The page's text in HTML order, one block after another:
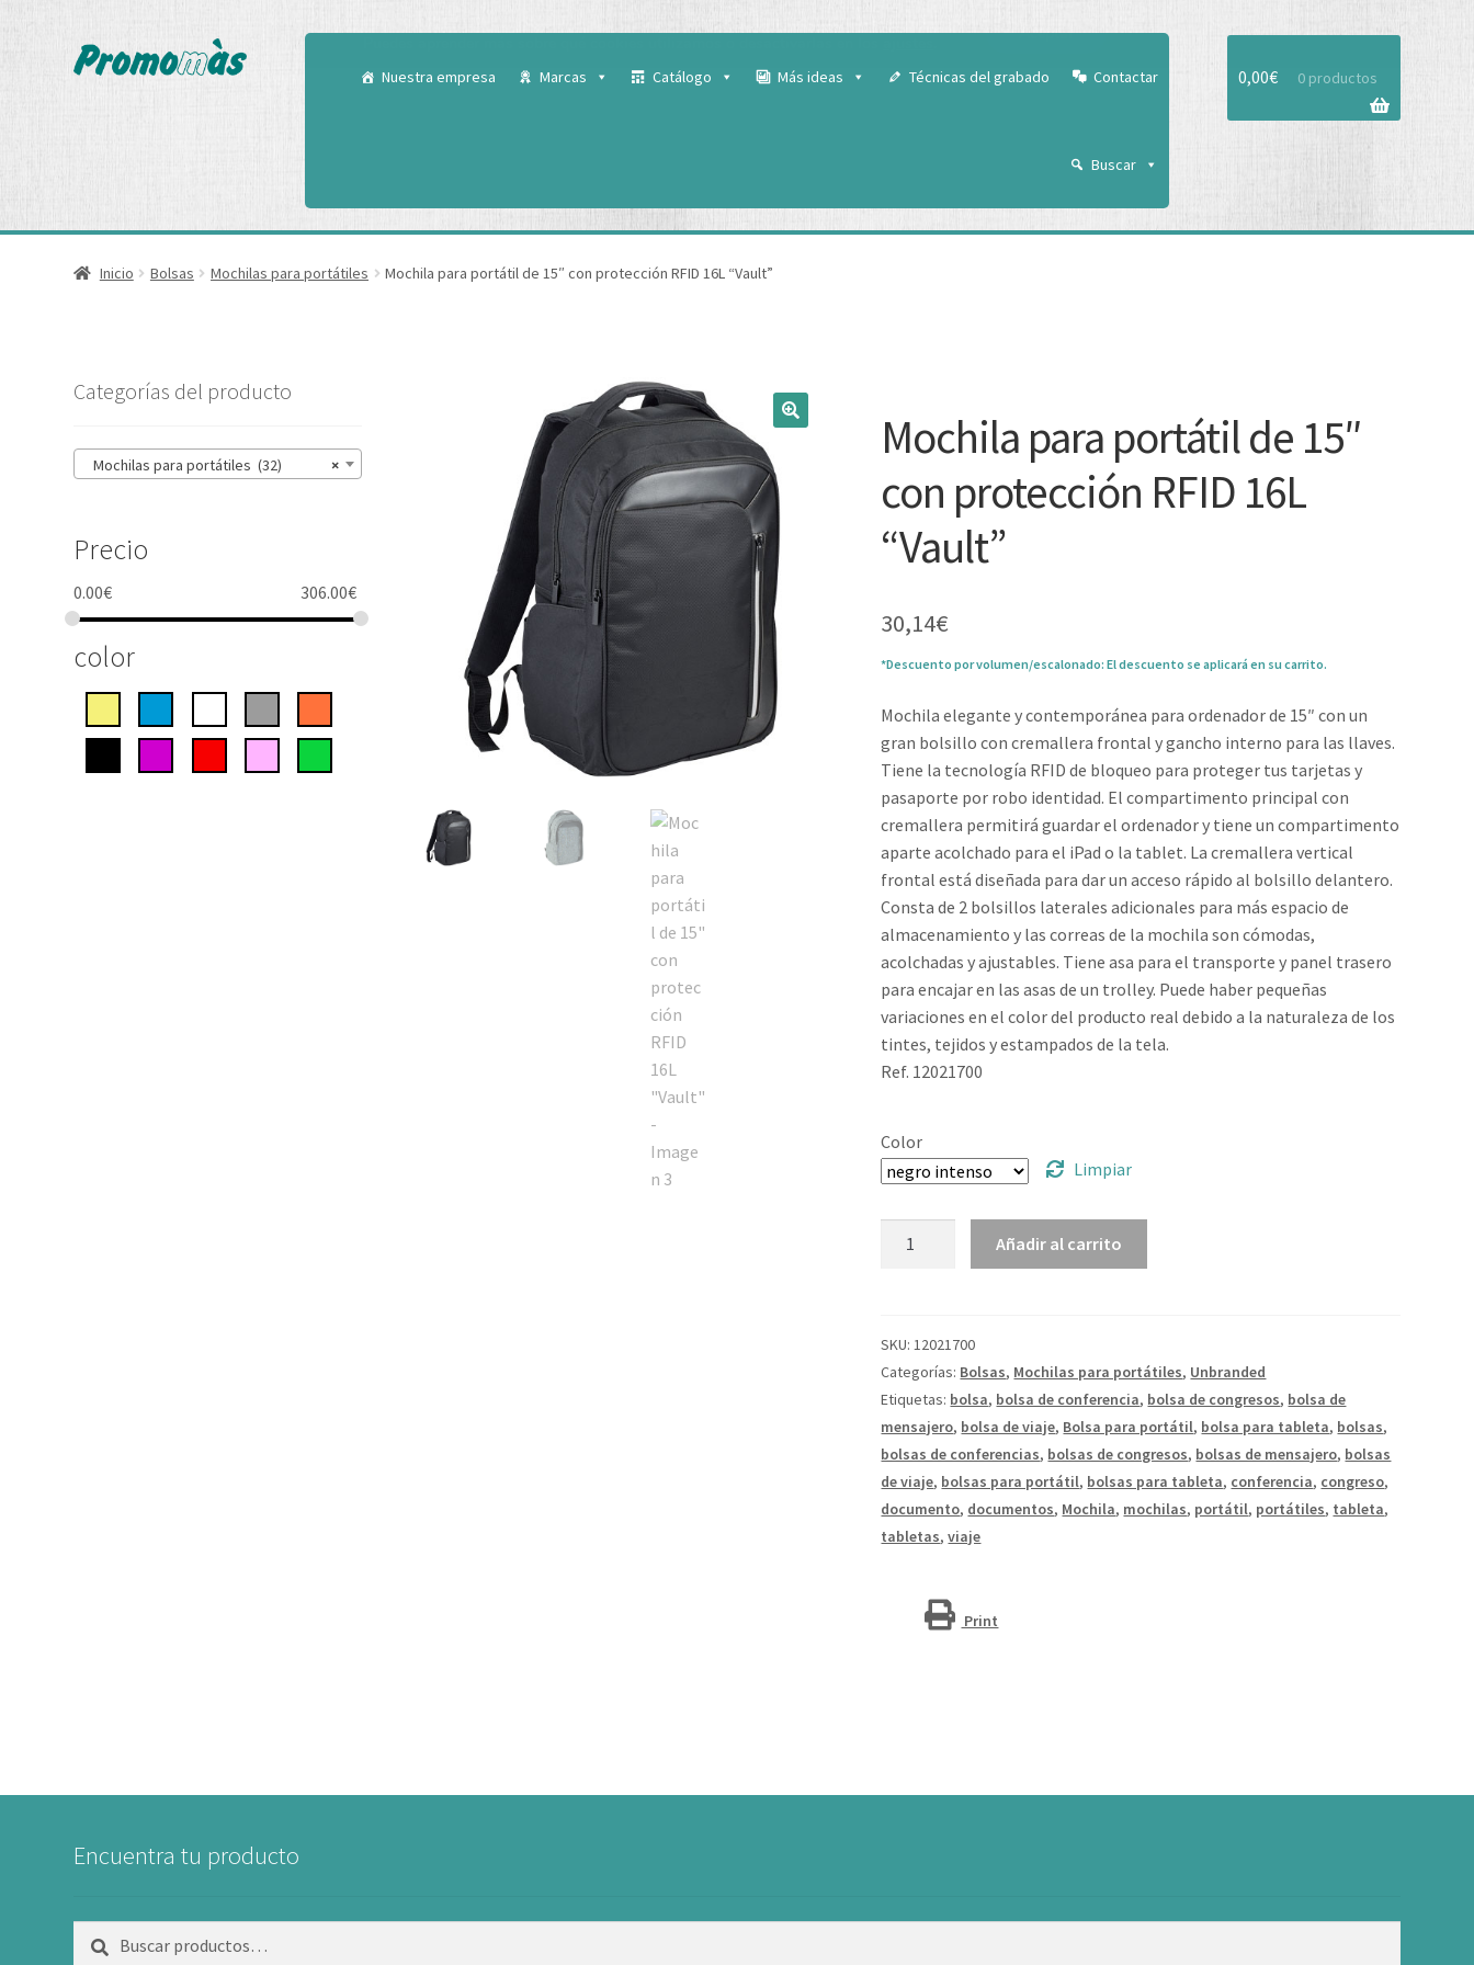
Nuestra empresa Marcas Catálogo Más ideas Técnicas del grabado Contactar
Buscar
0,00€ 0 productos
Inicio Bolsas Mochilas para portátiles Mochila para portátil de 15″ con protección RFID 16L “Vault”
Mochila para portátil de 15″
con protección RFID 16L
“Vault”
30,14€
*Descuento por volumen/escalonado: El descuento se aplicará en su carrito.
Mochila elegante y contemporánea para ordenador de 15″ con un
gran bolsillo con cremallera frontal y gancho interno para las llaves.
Tiene la tecnología RFID de bloqueo para proteger tus tarjetas y
pasaporte por robo identidad. El compartimento principal con
cremallera permitirá guardar el ordenador y tiene un compartimento
aparte acolchado para el iPad o la tablet. La cremallera vertical
frontal está diseñada para dar un acceso rápido al bolsillo delantero.
Consta de 2 bolsillos laterales adicionales para más espacio de
almacenamiento y las correas de la mochila son cómodas,
acolchadas y ajustables. Tiene asa para el transporte y panel trasero
para encajar en las asas de un trolley. Puede haber pequeñas
variaciones en el color del producto real debido a la naturaleza de los
tintes, tejidos y estampados de la tela.
Ref. 12021700
Color
Limpiar
15"
con
protección
RFID
16L
"Vault"
cantidad
Añadir al carrito
SKU:12021700
Categorías: Bolsas, Mochilas para portátiles, Unbranded
Etiquetas: bolsa, bolsa de conferencia, bolsa de congresos, bolsa de
mensajero, bolsa de viaje, Bolsa para portátil, bolsa para tableta, bolsas,
bolsas de conferencias, bolsas de congresos, bolsas de mensajero, bolsas
de viaje, bolsas para portátil, bolsas para tableta, conferencia, congreso,
documento, documentos, Mochila, mochilas, portátil, portátiles, tableta,
tabletas,viaje
Print
Categorías del producto
×
Mochilas para portátiles (32)
Precio
0.00€ 306.00€
color
Encuentra tu producto
Buscar
Buscar
Aceptar